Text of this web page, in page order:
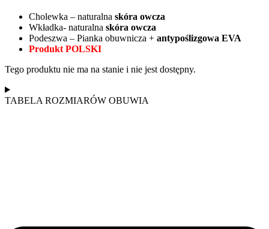
Cholewka – naturalna skóra owcza
Wkładka- naturalna skóra owcza
Podeszwa – Pianka obuwnicza + antypoślizgowa EVA
Produkt POLSKI
Tego produktu nie ma na stanie i nie jest dostępny.
TABELA ROZMIARÓW OBUWIA